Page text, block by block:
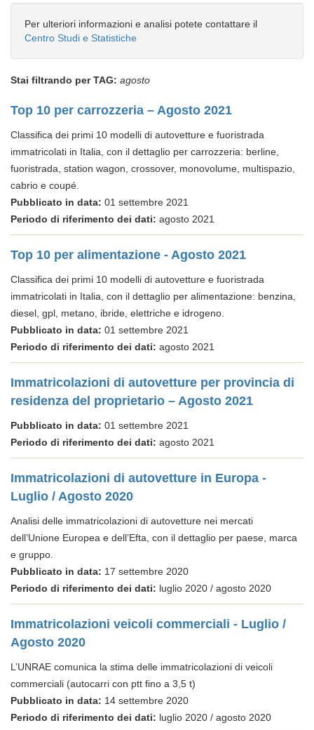
Per ulteriori informazioni e analisi potete contattare il
Centro Studi e Statistiche
Stai filtrando per TAG: agosto
Top 10 per carrozzeria – Agosto 2021
Classifica dei primi 10 modelli di autovetture e fuoristrada
immatricolati in Italia, con il dettaglio per carrozzeria: berline,
fuoristrada, station wagon, crossover, monovolume, multispazio,
cabrio e coupé.
Pubblicato in data: 01 settembre 2021
Periodo di riferimento dei dati: agosto 2021
Top 10 per alimentazione - Agosto 2021
Classifica dei primi 10 modelli di autovetture e fuoristrada
immatricolati in Italia, con il dettaglio per alimentazione: benzina,
diesel, gpl, metano, ibride, elettriche e idrogeno.
Pubblicato in data: 01 settembre 2021
Periodo di riferimento dei dati: agosto 2021
Immatricolazioni di autovetture per provincia di
residenza del proprietario – Agosto 2021
Pubblicato in data: 01 settembre 2021
Periodo di riferimento dei dati: agosto 2021
Immatricolazioni di autovetture in Europa -
Luglio / Agosto 2020
Analisi delle immatricolazioni di autovetture nei mercati
dell’Unione Europea e dell’Efta, con il dettaglio per paese, marca
e gruppo.
Pubblicato in data: 17 settembre 2020
Periodo di riferimento dei dati: luglio 2020 / agosto 2020
Immatricolazioni veicoli commerciali - Luglio /
Agosto 2020
L’UNRAE comunica la stima delle immatricolazioni di veicoli
commerciali (autocarri con ptt fino a 3,5 t)
Pubblicato in data: 14 settembre 2020
Periodo di riferimento dei dati: luglio 2020 / agosto 2020